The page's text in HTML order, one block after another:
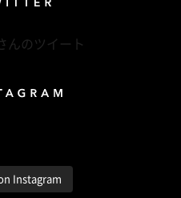
んのツイート
Instagram